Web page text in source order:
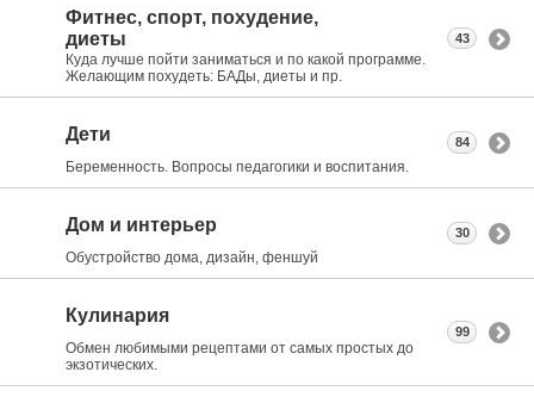
Фитнес, спорт, похудение,
диеты
Куда лучше пойти заниматься и по какой программе.
Желающим похудеть: БАДы, диеты и пр.
43
Дети
Беременность. Вопросы педагогики и воспитания.
84
Дом и интерьер
Обустройство дома, дизайн, феншуй
30
Кулинария
Обмен любимыми рецептами от самых простых до
экзотических.
99